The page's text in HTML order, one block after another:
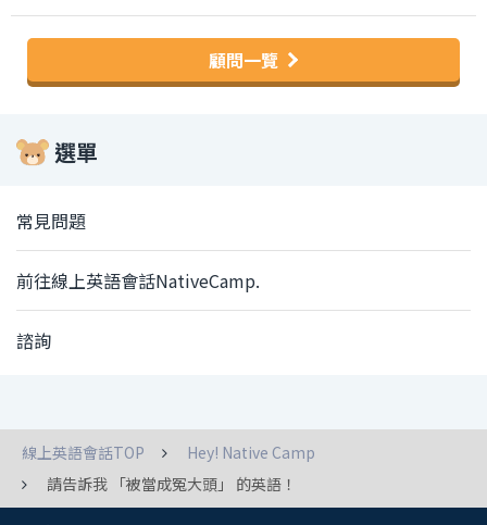
顧問一覽
選單
常見問題
前往線上英語會話NativeCamp.
諮詢
線上英語會話TOP
Hey! Native Camp
請告訴我 「被當成冤大頭」 的英語！